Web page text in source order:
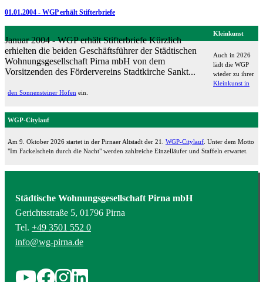
01.01.2004 - WGP erhält Stifterbriefe
Januar 2004 - WGP erhält Stifterbriefe Kürzlich
erhielten die beiden Geschäftsführer der Städtischen
Wohnungsgesellschaft Pirna mbH von dem
Vorsitzenden des Fördervereins Stadtkirche Sankt...
Kleinkunst
Auch in 2026
lädt die WGP
wieder zu ihrer
Kleinkunst in
den Sonnensteiner Höfen ein.
WGP-Citylauf
Am 9. Oktober 2026 startet in der Pirnaer Altstadt der 21. WGP-Citylauf . Unter dem Motto
"Im Fackelschein durch die Nacht" werden zahlreiche Einzelläufer und Staffeln erwartet.
Städtische Wohnungsgesellschaft Pirna mbH
Gerichtsstraße 5, 01796 Pirna
Tel. +49 3501 552 0
info@wg-pirna.de